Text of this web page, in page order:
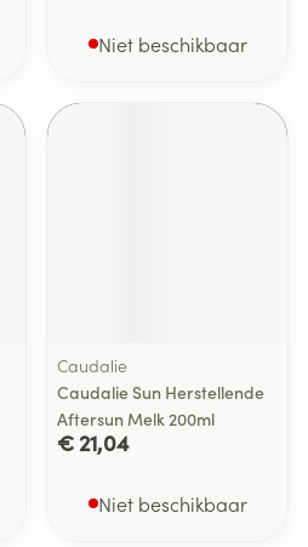
Niet beschikbaar
Caudalie
Caudalie Sun Herstellende
Aftersun Melk 200ml
€ 21,04
Niet beschikbaar